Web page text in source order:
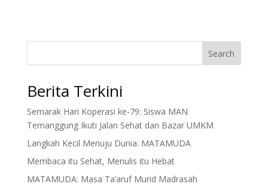
Search
Berita Terkini
Semarak Hari Koperasi ke-79: Siswa MAN
Temanggung Ikuti Jalan Sehat dan Bazar UMKM
Langkah Kecil Menuju Dunia: MATAMUDA
Membaca itu Sehat, Menulis itu Hebat
MATAMUDA: Masa Ta’aruf Murid Madrasah